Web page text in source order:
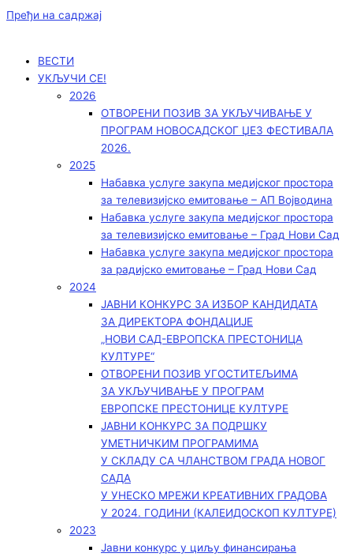
Пређи на садржај
ВЕСТИ
УКЉУЧИ СЕ!
2026
ОТВОРЕНИ ПОЗИВ ЗА УКЉУЧИВАЊЕ У
ПРОГРАМ НОВОСАДСКОГ ЏЕЗ ФЕСТИВАЛА
2026.
2025
Набавка услуге закупа медијског простора
за телевизијско емитовање – АП Војводинa
Набавка услуге закупа медијског простора
за телевизијско емитовање – Град Нови Сад
Набавка услуге закупа медијског простора
за радијско емитовање – Град Нови Сад
2024
ЈАВНИ КОНКУРС ЗА ИЗБОР КАНДИДАТА
ЗА ДИРЕКТОРА ФОНДАЦИЈЕ
„НОВИ САД-ЕВРОПСКА ПРЕСТОНИЦА
КУЛТУРЕ“
ОТВОРЕНИ ПОЗИВ УГОСТИТЕЉИМА
ЗА УКЉУЧИВАЊЕ У ПРОГРАМ
ЕВРОПСКЕ ПРЕСТОНИЦЕ КУЛТУРЕ
ЈАВНИ КОНКУРС ЗА ПОДРШКУ
УМЕТНИЧКИМ ПРОГРАМИМА
У СКЛАДУ СА ЧЛАНСТВОМ ГРАДА НОВОГ
САДА
У УНЕСКО МРЕЖИ КРЕАТИВНИХ ГРАДОВА
У 2024. ГОДИНИ (КАЛЕИДОСКОП КУЛТУРЕ)
2023
Јавни конкурс у циљу финансирања